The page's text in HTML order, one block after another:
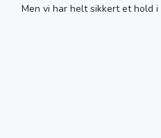
Men vi har helt sikkert et hold